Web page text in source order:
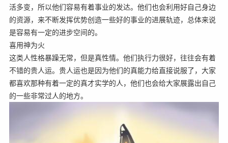
活多变，所以他们容易有着事业的发达。他们也会利用好自己身边
的资源，来不断发挥优势创造一些好的事业的进展轨迹，总体来说
是容易有一定的进步空间的。
喜用神为火
这类人性格暴躁无常，但是真性情。他们执行力很好，往往会有着
不错的贵人运。贵人运也是因为他们的真能力给直接说服了，大家
都喜欢那种有着一定的真才实学的人，他们也会给大家展露出自己
的一些非常过人的地方。